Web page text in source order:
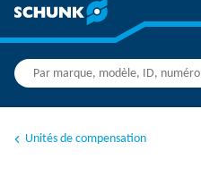
Unités de compensation